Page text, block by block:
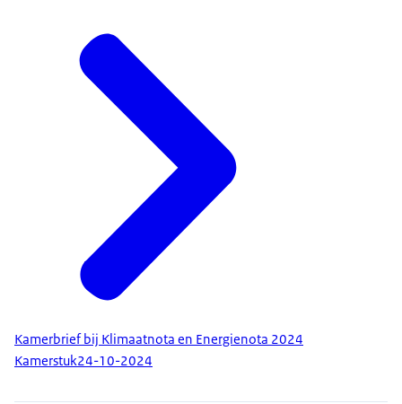
Kamerbrief bij Klimaatnota en Energienota 2024
Kamerstuk24-10-2024